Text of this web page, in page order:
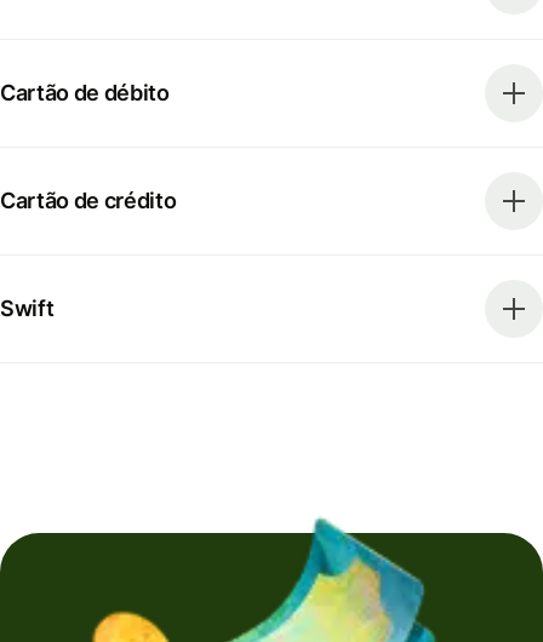
Cartão de débito
Cartão de crédito
Swift